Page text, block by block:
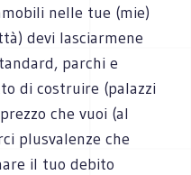
nelle tue (mie)
devi lasciarmene
parchi e
di costruire (palazzi
che vuoi (al
plusvalenze che
il tuo debito